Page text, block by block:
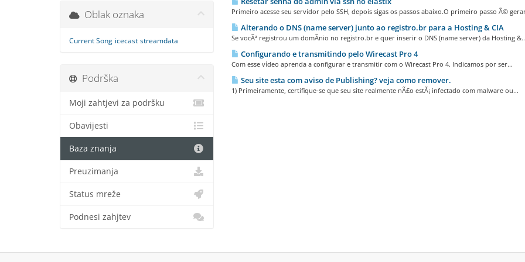
Primeiro acesse seu servidor pelo SSH, depois sigas os passos abaixo.O primeiro passo Ã©
Alterando o DNS (name server) junto ao registro.br para a Hosting & CIA
Se vocÃª registrou um domÃ­nio no registro.br e quer inserir o DNS (name server) da Hosting
Configurando e transmitindo pelo Wirecast Pro 4
Com esse vídeo aprenda a configurar e transmitir com o Wirecast Pro 4. Indicamos por ser...
Seu site esta com aviso de Publishing? veja como remover.
1) Primeiramente, certifique-se que seu site realmente nÃ£o estÃ¡ infectado com malware ou...
Oblak oznaka
Current Song icecast streamdata
Podrška
Moji zahtjevi za podršku
Obavijesti
Baza znanja
Preuzimanja
Status mreže
Podnesi zahjtev